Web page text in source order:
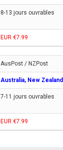
8-13 jours ouvrables
EUR €7.99
AusPost / NZPost
Australia, New Zealand
7-11 jours ouvrables
EUR €7.99